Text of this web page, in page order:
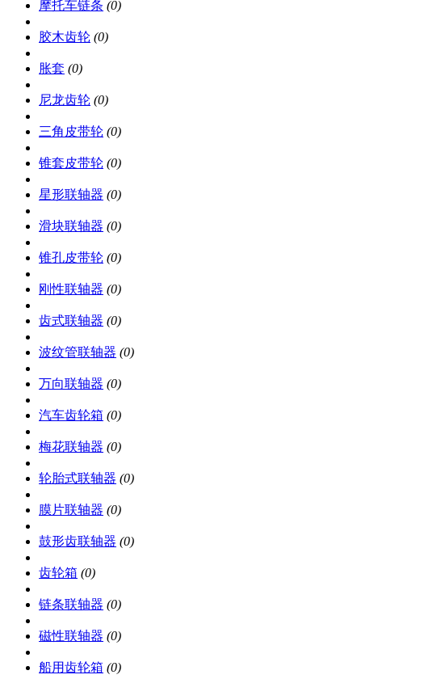
摩托车链条 (0)
胶木齿轮 (0)
胀套 (0)
尼龙齿轮 (0)
三角皮带轮 (0)
锥套皮带轮 (0)
星形联轴器 (0)
滑块联轴器 (0)
锥孔皮带轮 (0)
刚性联轴器 (0)
齿式联轴器 (0)
波纹管联轴器 (0)
万向联轴器 (0)
汽车齿轮箱 (0)
梅花联轴器 (0)
轮胎式联轴器 (0)
膜片联轴器 (0)
鼓形齿联轴器 (0)
齿轮箱 (0)
链条联轴器 (0)
磁性联轴器 (0)
船用齿轮箱 (0)